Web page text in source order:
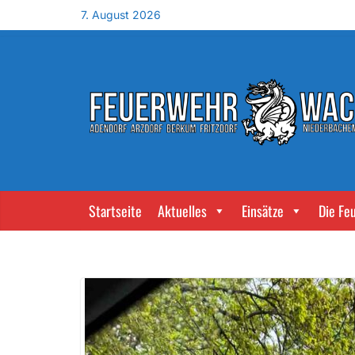
7. August 2026
Startseite Aktuelles Einsätze Die